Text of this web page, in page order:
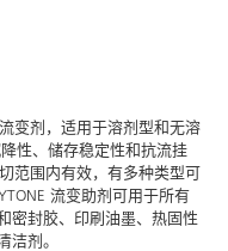
变剂，适用于溶剂型和无溶
性、储存稳定性和抗流挂
范围内有效，有多种类型可
流变助剂可用于所有
密封胶、印刷油墨、热固性
剂。